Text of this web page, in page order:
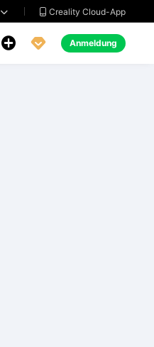
  Creality Cloud-App
  Anmeldung